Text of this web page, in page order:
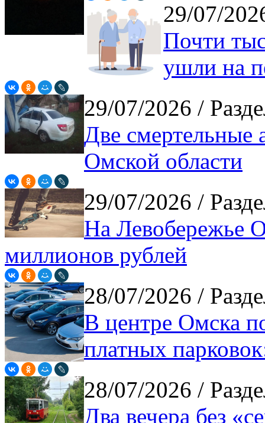
29/07/
Почти
ушли на
29/07/2026 /
Две смертельные
Омской области
29/07/2026 /
На Левобережье
миллионов рублей
28/07/2026 /
В центре Омска
платных
28/07/2026 /
Два вечера без